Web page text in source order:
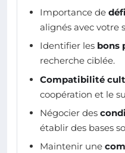
Importance de
alignés avec votre
Identifier les bons
recherche ciblée.
Compatibilité
coopération et le
Négocier des
établir des bases
Maintenir une